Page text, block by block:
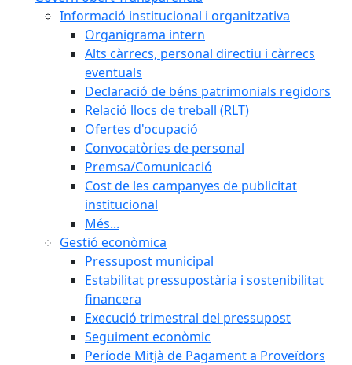
Informació institucional i organitzativa
Organigrama intern
Alts càrrecs, personal directiu i càrrecs
eventuals
Declaració de béns patrimonials regidors
Relació llocs de treball (RLT)
Ofertes d'ocupació
Convocatòries de personal
Premsa/Comunicació
Cost de les campanyes de publicitat
institucional
Més...
Gestió econòmica
Pressupost municipal
Estabilitat pressupostària i sostenibilitat
financera
Execució trimestral del pressupost
Seguiment econòmic
Període Mitjà de Pagament a Proveïdors